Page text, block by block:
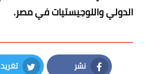
الدولي واللوجيستيات في مصر.
نشر تغريد